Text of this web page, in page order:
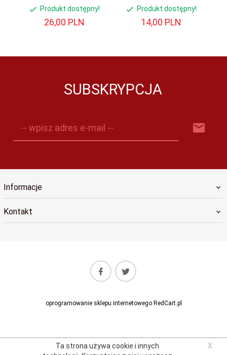
Produkt dostępny!
26,00 PLN
Produkt dostępny!
14,00 PLN
SUBSKRYPCJA
-- wpisz adres e-mail --
Informacje
Kontakt
oprogramowanie sklepu internetowegoRedCart.pl
Ta strona używa cookie i innych
X